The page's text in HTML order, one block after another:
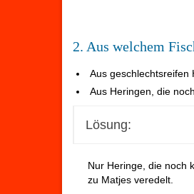
2. Aus welchem
Aus geschlechtsreifen
Aus Heringen, die
Lösung:
Nur Heringe, die noch
zu Matjes veredelt.